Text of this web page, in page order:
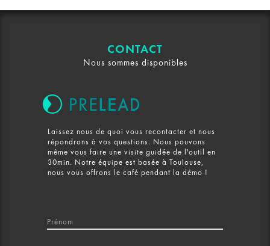
CONTACT
Nous sommes disponibles
Laissez nous de quoi vous recontacter et nous
répondrons à vos questions. Nous pouvons
même vous faire une visite guidée de l'outil en
30min. Notre équipe est basée à Toulouse,
nous vous offrons le café pendant la démo !
Prénom